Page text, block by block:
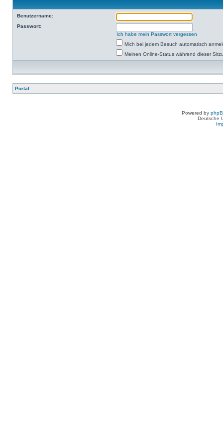
Benutzername:
Passwort:
Ich habe mein Passwort vergessen
Mich bei jedem Besuch automatisch
Meinen Online-Status während dieser
Portal
Powered by
Deutsche